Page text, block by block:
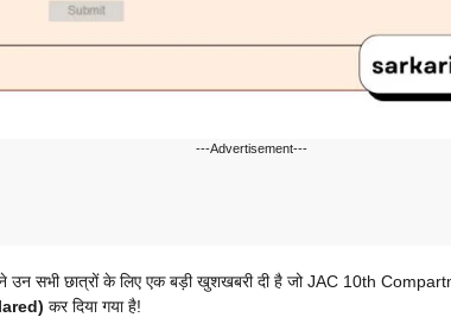
---Advertisement---
सभी छात्रों के लिए एक बड़ी खुशखबरी दी है जो JAC 10th
कर दिया गया है!